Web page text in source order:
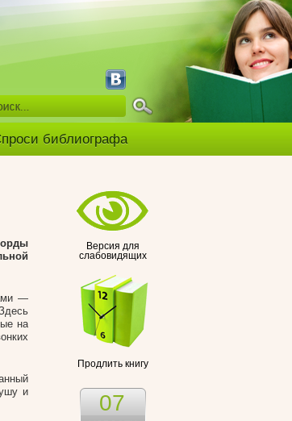
библиографа
Версия для
слабовидящих
Продлить книгу
07
—
на
и